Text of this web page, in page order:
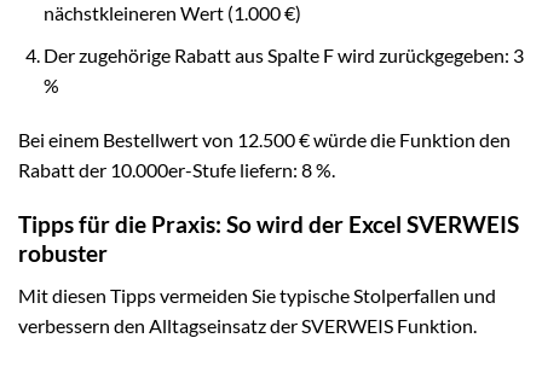
nächstkleineren Wert (1.000 €)
Der zugehörige Rabatt aus Spalte F wird zurückgegeben: 3
%
Bei einem Bestellwert von 12.500 € würde die Funktion den
Rabatt der 10.000er-Stufe liefern: 8 %.
Tipps für die Praxis: So wird der Excel SVERWEIS
robuster
Mit diesen Tipps vermeiden Sie typische Stolperfallen und
verbessern den Alltagseinsatz der SVERWEIS Funktion.